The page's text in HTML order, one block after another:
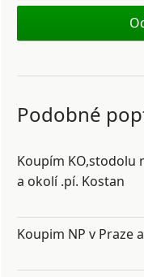
Podobné
Koupím KO,stodolu
a okolí .pí. Kostan
Koupim NP v Praze